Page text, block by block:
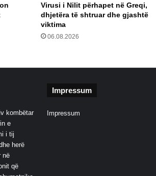
Virusi i Nilit përhapet në Greqi,
dhjetëra të shtruar dhe gjashtë
viktima
06.08.2026
kombëtar
e
i tij
herë
në
që
Impressum
Impressum